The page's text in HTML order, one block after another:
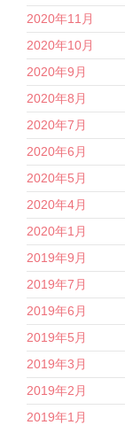
2020年11月
2020年10月
2020年9月
2020年8月
2020年7月
2020年6月
2020年5月
2020年4月
2020年1月
2019年9月
2019年7月
2019年6月
2019年5月
2019年3月
2019年2月
2019年1月